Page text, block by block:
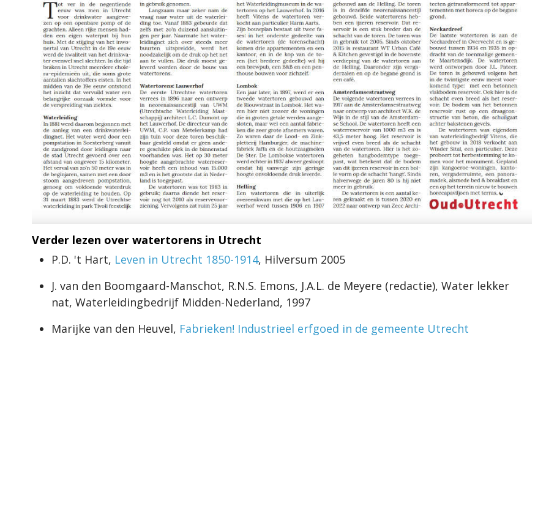
Verder lezen over watertorens in Utrecht
P.D. 't Hart, Leven in Utrecht 1850-1914, Hilversum 2005
J. van den Boomgaard-Manschot, R.N.S. Emons, J.A.L. de Meyere (redactie), Water lekker
nat, Waterleidingbedrijf Midden-Nederland, 1997
Marijke van den Heuvel, Fabrieken! Industrieel erfgoed in de gemeente Utrecht